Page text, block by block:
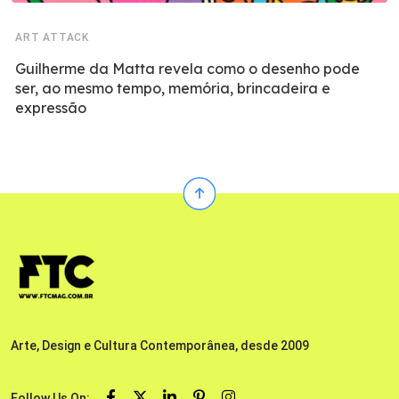
ART ATTACK
Guilherme da Matta revela como o desenho pode
ser, ao mesmo tempo, memória, brincadeira e
expressão
Arte, Design e Cultura Contemporânea, desde 2009